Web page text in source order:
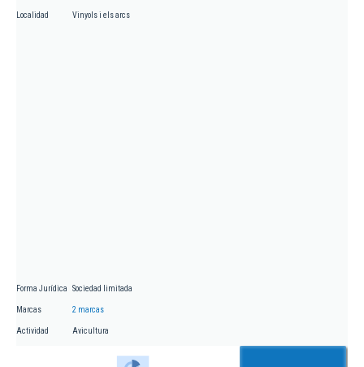
Localidad Vinyols i els arcs
Forma Jurídica Sociedad limitada
Marcas 2 marcas
Actividad Avicultura